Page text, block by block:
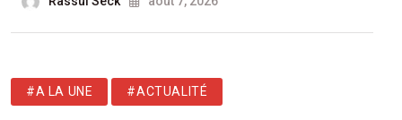
#A LA UNE #ACTUALITÉ